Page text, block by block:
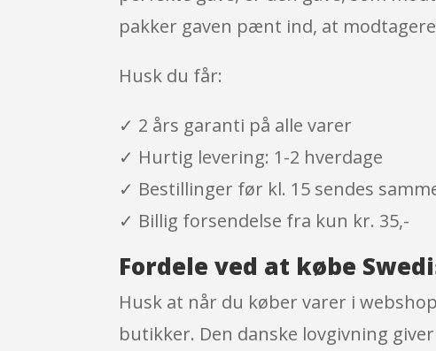
pakker gaven pænt ind, at
Husk du får:
✓ 2 års garanti på alle varer
✓ Hurtig levering: 1-2 hverdage
✓ Bestillinger før kl. 15 sendes
✓ Billig forsendelse fra kun kr. 35,-
Fordele ved at købe
Husk at når du køber varer i
butikker. Den danske lovgivning